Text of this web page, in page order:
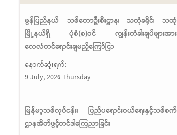
မွန်ပြည်နယ်၊ သစ်တောဦးစီးဌာန၊ သထုံခရိုင်၊ သထုံ
မြို့နယ်ရှိ ပုံစံ(၈)ဝင် ကျွန်းတံခါးချပ်များအား
လေလံတင်ရောင်းချမည့်ကြော်ငြာ
နောက်ဆုံးရက်:
9 July, 2026 Thursday
မြန်မာ့သစ်လုပ်ငန်း၊ ပြည်ပရောင်းဝယ်ရေးနှင့်သစ်စက်
ဌာနအိတ်ဖွင့်တင်ဒါကြေညာခြင်း